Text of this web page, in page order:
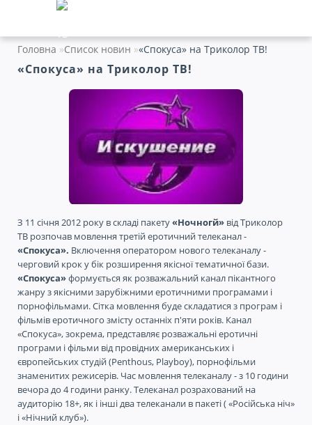
Головна Список новин «Спокуса» на Триколор ТВ!
«Спокуса» на Триколор ТВ!
З 11 січня 2012 року в складі пакету«Ночногй» від Триколор
ТВ розпочав мовлення третій еротичний телеканал -
«Спокуса». Включення оператором нового телеканалу -
черговий крок у бік розширення якісної тематичної бази.
«Спокуса»формується як розважальний канал пікантного
жанру з якісними зарубіжними еротичними програмами і
порнофільмами. Сітка мовлення буде складатися з програм і
фільмів еротичного змісту останніх п'яти років. Канал
«Спокуса», зокрема, представляє розважальні еротичні
програми і фільми від провідних американських і
європейських студій (Penthous, Playboy), порнофільми
знаменитих режисерів. Час мовлення телеканалу - з 10 години
вечора до 4 години ранку. Телеканал розрахований на
аудиторію 18+, як і інші два телеканали в пакеті ( «Російська ніч»
і «Нічний клуб»).